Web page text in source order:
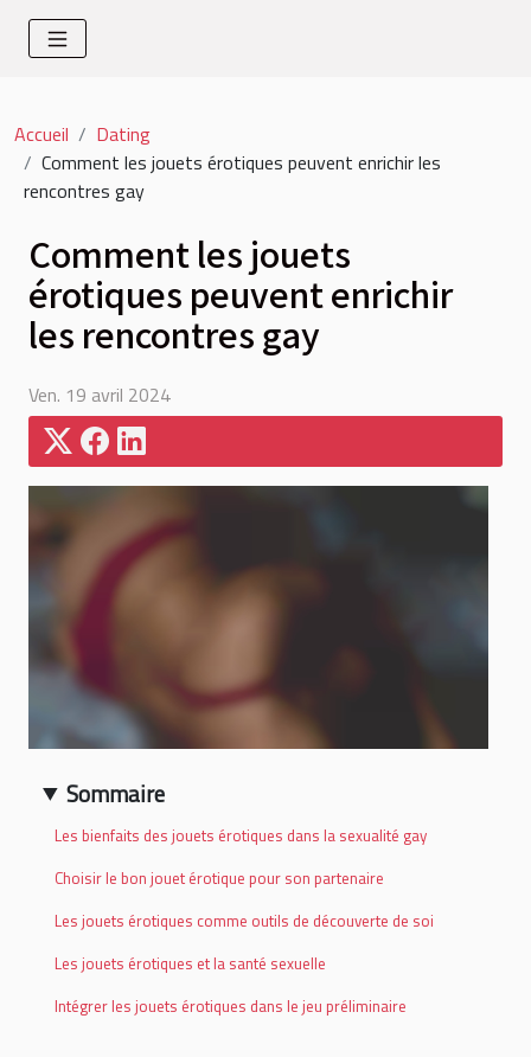
Accueil
Dating
Comment les jouets érotiques peuvent enrichir les
rencontres gay
Comment les jouets
érotiques peuvent enrichir
les rencontres gay
Ven. 19 avril 2024
Sommaire
Les bienfaits des jouets érotiques dans la sexualité gay
Choisir le bon jouet érotique pour son partenaire
Les jouets érotiques comme outils de découverte de soi
Les jouets érotiques et la santé sexuelle
Intégrer les jouets érotiques dans le jeu préliminaire